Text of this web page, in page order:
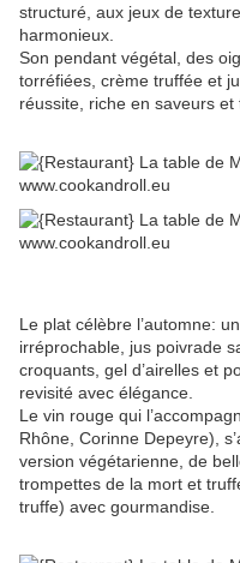
structuré, aux jeux de
harmonieux.
Son pendant végétal, des
torréfiées, crème truffée et
réussite, riche en saveurs et
Le plat célèbre l’automne:
irréprochable, jus poivrade
croquants, gel d’airelles et
revisité avec élégance.
Le vin rouge qui
Rhône, Corinne Depeyre),
version végétarienne, de
trompettes de la mort et
truffe) avec gourmandise.